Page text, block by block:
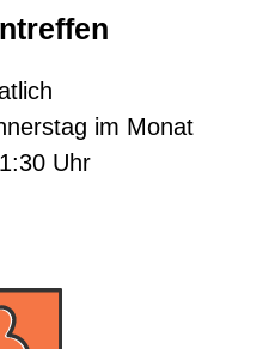
im Monat
Uhr